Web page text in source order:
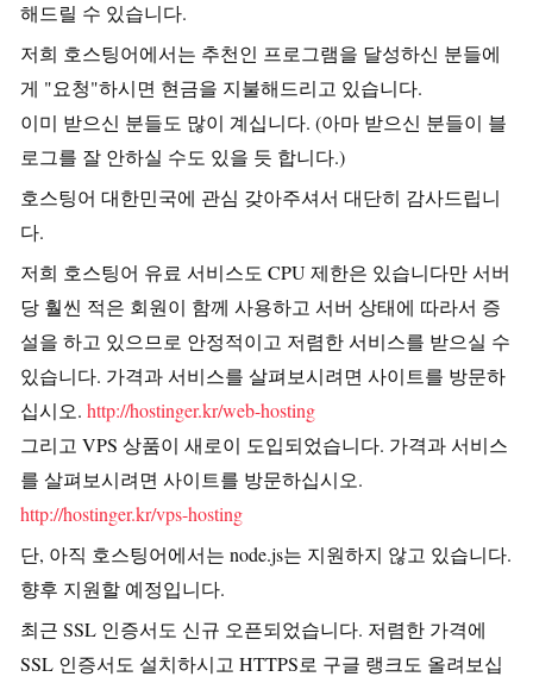
해드릴 수 있습니다.
저희 호스팅어에서는 추천인 프로그램을 달성하신 분들에
게 "요청"하시면 현금을 지불해드리고 있습니다.
이미 받으신 분들도 많이 계십니다. (아마 받으신 분들이 블
로그를 잘 안하실 수도 있을 듯 합니다.)
호스팅어 대한민국에 관심 갖아주셔서 대단히 감사드립니
다.
저희 호스팅어 유료 서비스도 CPU 제한은 있습니다만 서버
당 훨씬 적은 회원이 함께 사용하고 서버 상태에 따라서 증
설을 하고 있으므로 안정적이고 저렴한 서비스를 받으실 수
있습니다. 가격과 서비스를 살펴보시려면 사이트를 방문하
십시오. http://hostinger.kr/web-hosting
그리고 VPS 상품이 새로이 도입되었습니다. 가격과 서비스
를 살펴보시려면 사이트를 방문하십시오.
http://hostinger.kr/vps-hosting
단, 아직 호스팅어에서는 node.js는 지원하지 않고 있습니다.
향후 지원할 예정입니다.
최근 SSL 인증서도 신규 오픈되었습니다. 저렴한 가격에
SSL 인증서도 설치하시고 HTTPS로 구글 랭크도 올려보십